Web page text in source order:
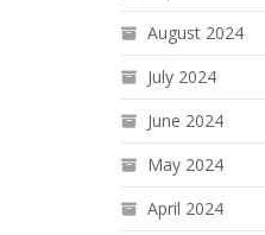
August 2024
July 2024
June 2024
May 2024
April 2024